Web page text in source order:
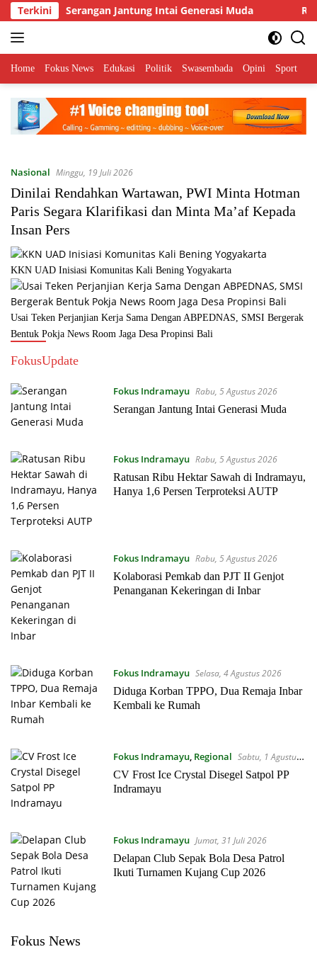
Langsung
ke
konten
TerkiniSerangan Jantung Intai Generasi Muda
Home Fokus News Edukasi Politik Swasembada Opini Sport
Nasional Minggu, 19 Juli 2026
Dinilai Rendahkan Wartawan, PWI Minta Hotman
Paris Segara Klarifikasi dan Minta Ma’af Kepada
Insan Pers
KKN UAD Inisiasi Komunitas Kali Bening Yogyakarta
Usai Teken Perjanjian Kerja Sama Dengan ABPEDNAS, SMSI Bergerak
Bentuk Pokja News Room Jaga Desa Propinsi Bali
FokusUpdate
Fokus Indramayu Rabu, 5 Agustus 2026
Serangan Jantung Intai Generasi Muda
Fokus Indramayu Rabu, 5 Agustus 2026
Ratusan Ribu Hektar Sawah di Indramayu,
Hanya 1,6 Persen Terproteksi AUTP
Fokus Indramayu Rabu, 5 Agustus 2026
Kolaborasi Pemkab dan PJT II Genjot
Penanganan Kekeringan di Inbar
Fokus Indramayu Selasa, 4 Agustus 2026
Diduga Korban TPPO, Dua Remaja Inbar
Kembali ke Rumah
Fokus Indramayu, Regional Sabtu, 1 Agustus
2026
CV Frost Ice Crystal Disegel Satpol PP
Indramayu
Fokus Indramayu Jumat, 31 Juli 2026
Delapan Club Sepak Bola Desa Patrol
Ikuti Turnamen Kujang Cup 2026
Fokus News